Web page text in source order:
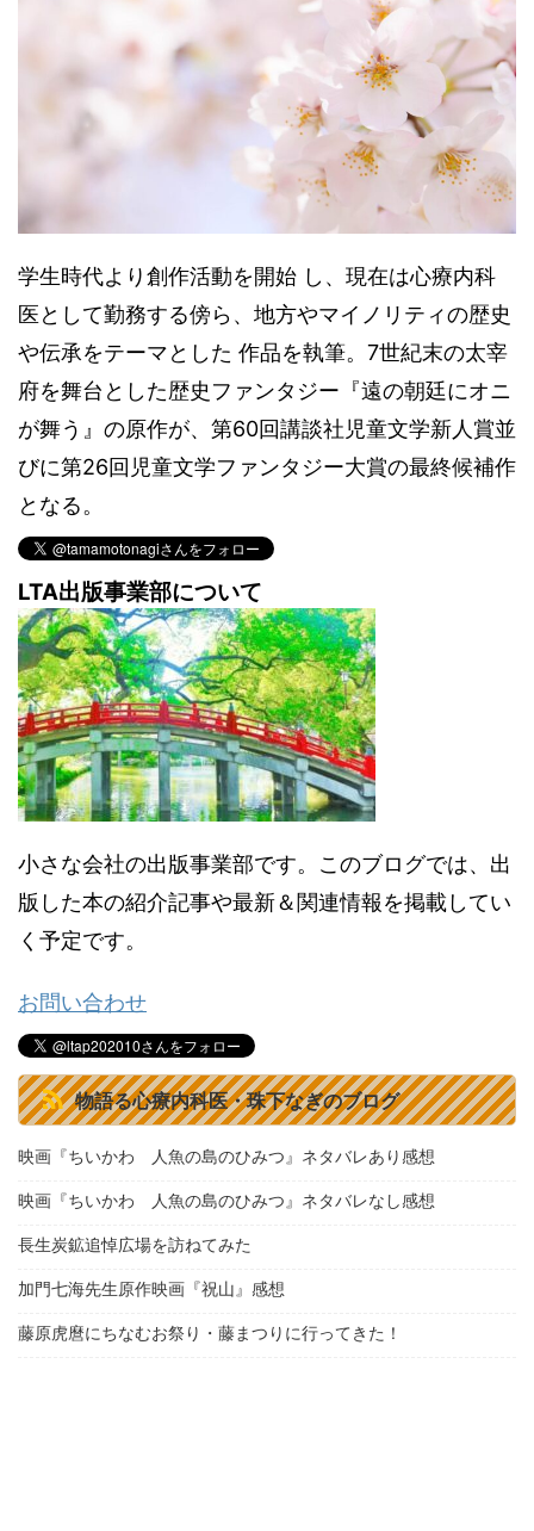
学生時代より創作活動を開始 し、現在は心療内科
医として勤務する傍ら、地方やマイノリティの歴史
や伝承をテーマとした 作品を執筆。7世紀末の太宰
府を舞台とした歴史ファンタジー『遠の朝廷にオニ
が舞う』の原作が、第60回講談社児童文学新人賞並
びに第26回児童文学ファンタジー大賞の最終候補作
となる。
LTA出版事業部について
小さな会社の出版事業部です。このブログでは、出
版した本の紹介記事や最新＆関連情報を掲載してい
く予定です。
お問い合わせ
物語る心療内科医・珠下なぎのブログ
映画『ちいかわ 人魚の島のひみつ』ネタバレあり感想
映画『ちいかわ 人魚の島のひみつ』ネタバレなし感想
長生炭鉱追悼広場を訪ねてみた
加門七海先生原作映画『祝山』感想
藤原虎麿にちなむお祭り・藤まつりに行ってきた！